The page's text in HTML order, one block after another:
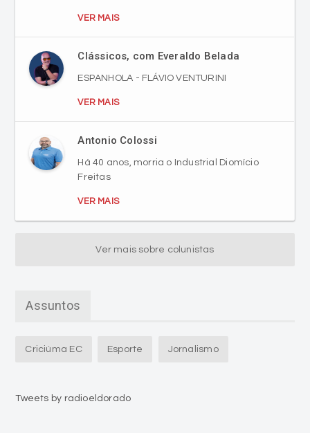
Clássicos, com Everaldo Belada
VER MAIS
Antonio Colossi
VER MAIS
Ver mais sobre colunistas
Criciúma EC
Tweets by radioeldorado